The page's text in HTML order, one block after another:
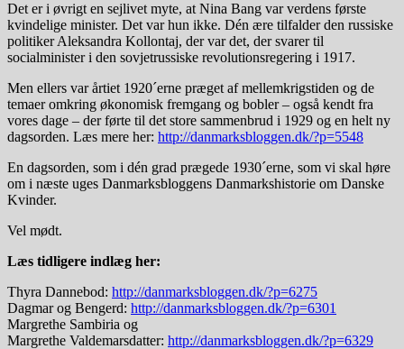
Det er i øvrigt en sejlivet myte, at Nina Bang var verdens første
kvindelige minister. Det var hun ikke. Dén ære tilfalder den russiske
politiker Aleksandra Kollontaj, der var det, der svarer til
socialminister i den sovjetrussiske revolutionsregering i 1917.
Men ellers var årtiet 1920´erne præget af mellemkrigstiden og de
temaer omkring økonomisk fremgang og bobler – også kendt fra
vores dage – der førte til det store sammenbrud i 1929 og en helt ny
dagsorden. Læs mere her: http://danmarksbloggen.dk/?p=5548
En dagsorden, som i dén grad prægede 1930´erne, som vi skal høre
om i næste uges Danmarksbloggens Danmarkshistorie om Danske
Kvinder.
Vel mødt.
Læs tidligere indlæg her:
Thyra Dannebod: http://danmarksbloggen.dk/?p=6275
Dagmar og Bengerd: http://danmarksbloggen.dk/?p=6301
Margrethe Sambiria og
Margrethe Valdemarsdatter: http://danmarksbloggen.dk/?p=6329